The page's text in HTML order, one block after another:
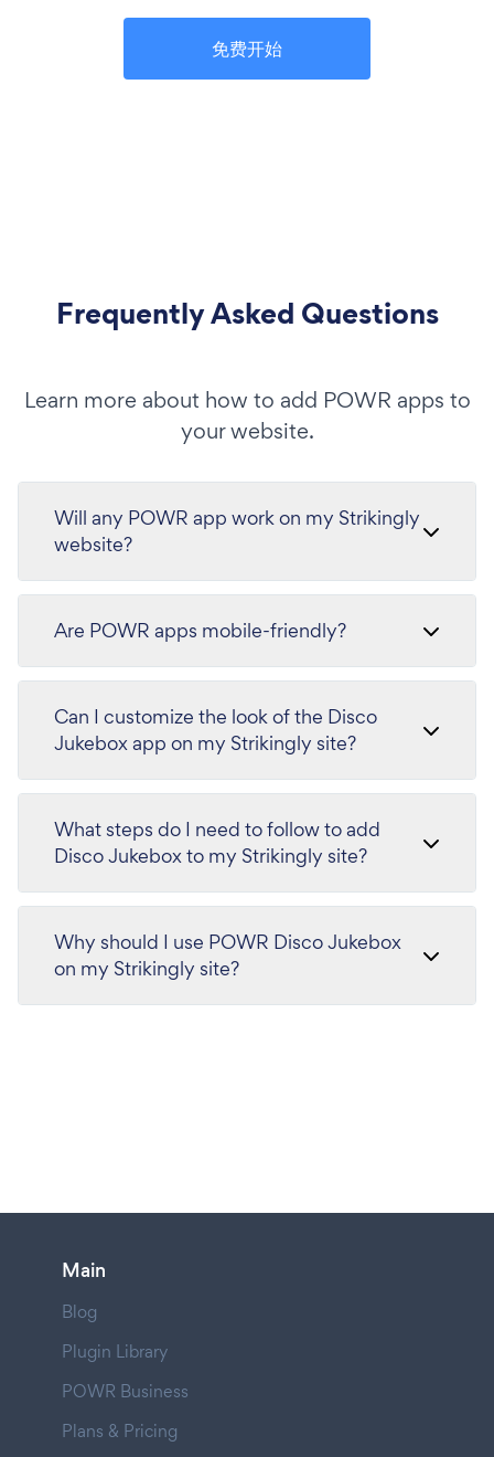
免费开始
Frequently Asked Questions
Learn more about how to add POWR apps to
your website.
Will any POWR app work on my Strikingly
website?
Are POWR apps mobile-friendly?
Can I customize the look of the Disco
Jukebox app on my Strikingly site?
What steps do I need to follow to add
Disco Jukebox to my Strikingly site?
Why should I use POWR Disco Jukebox
on my Strikingly site?
Main
Blog
Plugin Library
POWR Business
Plans & Pricing